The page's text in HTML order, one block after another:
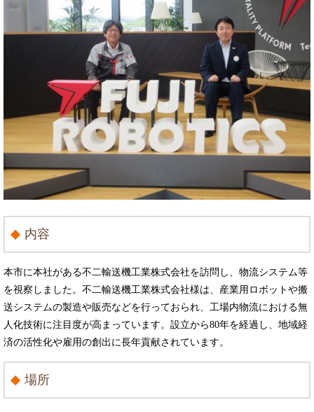
内容
本市に本社がある不二輸送機工業株式会社を訪問し、物流システム等
を視察しました。不二輸送機工業株式会社様は、産業用ロボットや搬
送システムの製造や販売などを行っておられ、工場内物流における無
人化技術に注目度が高まっています。設立から80年を経過し、地域経
済の活性化や雇用の創出に長年貢献されています。​
場所